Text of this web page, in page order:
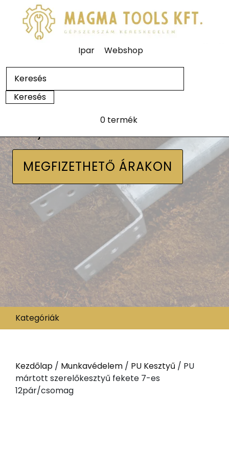
Ipar Webshop
0 termék
MEGFIZETHETŐ ÁRAKON
Kategóriák
Kezdőlap / Munkavédelem / PU Kesztyű / PU
mártott szerelőkesztyű fekete 7-es
12pár/csomag